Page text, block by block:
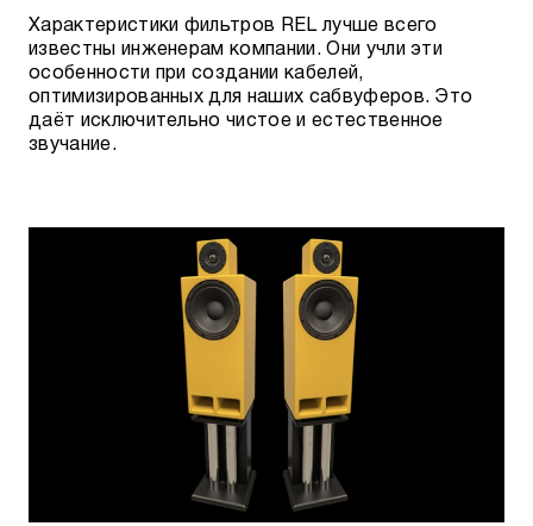
Характеристики фильтров REL лучше всего
известны инженерам компании. Они учли эти
особенности при создании кабелей,
оптимизированных для наших сабвуферов. Это
даёт исключительно чистое и естественное
звучание.